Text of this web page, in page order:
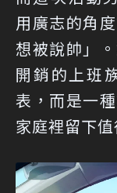
用廣志的角
想被說帥」
開銷的上班
表，而是一
家庭裡留下